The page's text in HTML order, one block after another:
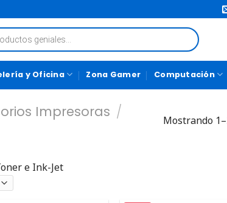
y Oficina Zona Gamer Computación
Impresoras /
Mostrando
e Ink-Jet